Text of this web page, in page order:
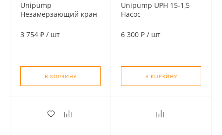
Unipump
Незамерзающий кран
(длина-250 мм)
3 754 ₽ / шт
В КОРЗИНУ
Unipump UPH 15-1,5
Насос
ГВС, односкоростной
6 300 ₽ / шт
В КОРЗИНУ